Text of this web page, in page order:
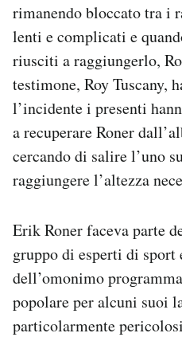
rimanendo bloccato tra i
lenti e complicati e
riusciti a raggiungerlo,
testimone, Roy Tuscany,
l’incidente i presenti
a recuperare Roner
cercando di salire l’uno
raggiungere l’altezza
Erik Roner faceva parte
gruppo di esperti di sport
dell’omonimo
popolare per alcuni suoi
particolarmente